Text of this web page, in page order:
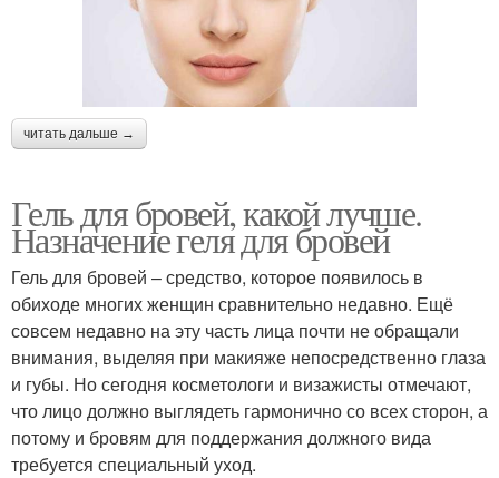
читать дальше →
Гель для бровей, какой лучше.
Назначение геля для бровей
Гель для бровей – средство, которое появилось в
обиходе многих женщин сравнительно недавно. Ещё
совсем недавно на эту часть лица почти не обращали
внимания, выделяя при макияже непосредственно глаза
и губы. Но сегодня косметологи и визажисты отмечают,
что лицо должно выглядеть гармонично со всех сторон, а
потому и бровям для поддержания должного вида
требуется специальный уход.